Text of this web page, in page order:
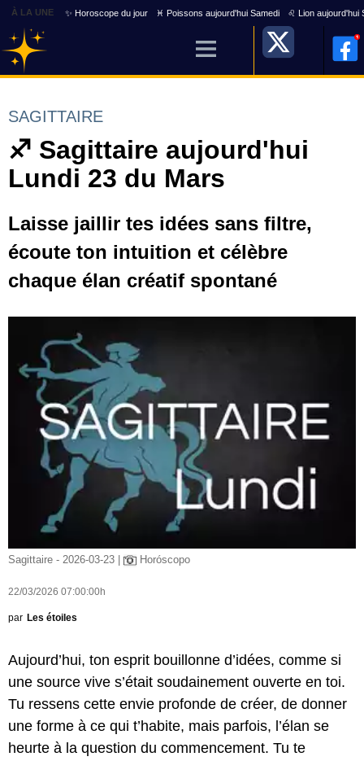
À LA UNE ✨ Horoscope du jour ♓ Poissons aujourd'hui Samedi ♌ Lion aujourd'hui
SAGITTAIRE
♐ Sagittaire aujourd'hui
Lundi 23 du Mars
Laisse jaillir tes idées sans filtre,
écoute ton intuition et célèbre
chaque élan créatif spontané
Sagittaire - 2026-03-23 | Horóscopo
22/03/2026 07:00:00h
par Les étoiles
Aujourd’hui, ton esprit bouillonne d’idées, comme si
une source vive s’était soudainement ouverte en toi.
Tu ressens cette envie profonde de créer, de donner
une forme à ce qui t’habite, mais parfois, l’élan se
heurte à la question du commencement. Tu te